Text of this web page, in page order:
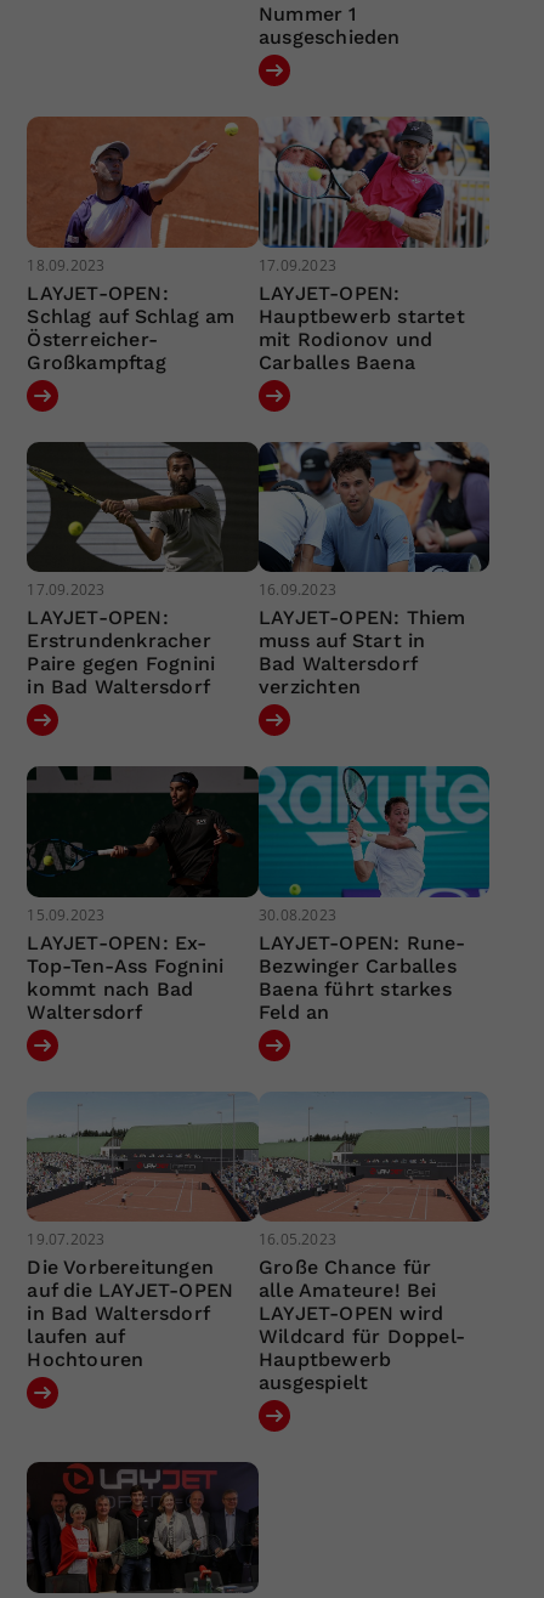
Nummer 1
ausgeschieden
18.09.2023
LAYJET-OPEN:
Schlag auf Schlag am
Österreicher-
Großkampftag
17.09.2023
LAYJET-OPEN:
Hauptbewerb startet
mit Rodionov und
Carballes Baena
17.09.2023
LAYJET-OPEN:
Erstrundenkracher
Paire gegen Fognini
in Bad Waltersdorf
16.09.2023
LAYJET-OPEN: Thiem
muss auf Start in
Bad Waltersdorf
verzichten
15.09.2023
LAYJET-OPEN: Ex-
Top-Ten-Ass Fognini
kommt nach Bad
Waltersdorf
30.08.2023
LAYJET-OPEN: Rune-
Bezwinger Carballes
Baena führt starkes
Feld an
19.07.2023
Die Vorbereitungen
auf die LAYJET-OPEN
in Bad Waltersdorf
laufen auf
Hochtouren
16.05.2023
Große Chance für
alle Amateure! Bei
LAYJET-OPEN wird
Wildcard für Doppel-
Hauptbewerb
ausgespielt